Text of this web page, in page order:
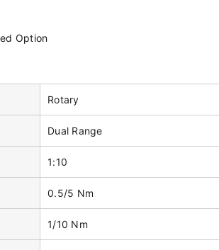
Option
Rotary
Dual Range
1:10
0.5/5 Nm
1/10 Nm